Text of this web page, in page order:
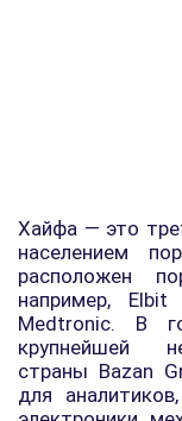
Хайфа — это
населением
расположен
например,
Medtronic. В
крупнейшей
страны Bazan
для